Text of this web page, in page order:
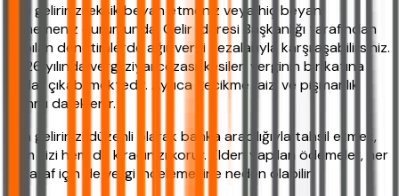
Kira gelirinizi eksik beyan etmeniz veya hiç beyan
etmemeniz durumunda, Gelir İdaresi Başkanlığı tarafından
yapılan denetimlerde ağır vergi cezalarıyla karşılaşabilirsiniz.
2026 yılında vergi ziyaı cezası, kesilen verginin bir katına
kadar çıkabilmektedir. Ayrıca gecikme faizi ve pişmanlık
zammı da eklenir.
Kira gelirinizi düzenli olarak banka aracılığıyla tahsil etmek,
hem sizi hem de kiracınızı korur. Elden yapılan ödemeler, her
iki taraf için de vergi incelemesine neden olabilir.